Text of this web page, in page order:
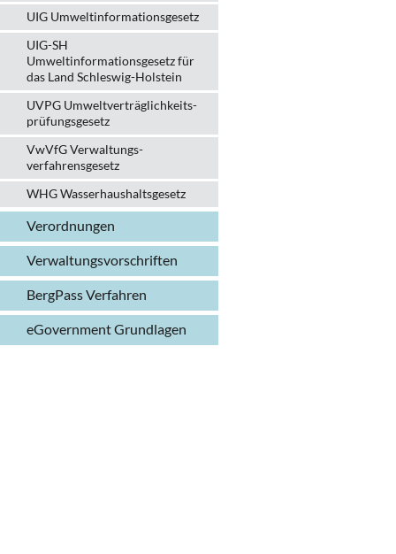
UIG Umweltinformationsgesetz
UIG-SH
Umweltinformationsgesetz für
das Land Schleswig-Holstein
UVPG Umweltverträglich­keits­
prüfungs­gesetz
VwVfG Verwaltungs­
verfahrens­gesetz
WHG Wasserhaushalts­gesetz
Verordnungen
Verwaltungs­vorschriften
BergPass Verfahren
eGovernment Grundlagen